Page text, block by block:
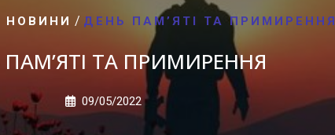
НОВИНИ / ДЕНЬ ПАМ’ЯТІ ТА ПРИМИРЕННЯ
ТА ПРИМИРЕННЯ
09/05/2022